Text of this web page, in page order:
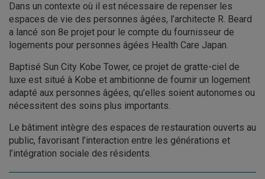
Dans un contexte où il est nécessaire de repenser les
espaces de vie des personnes âgées, l’architecte R. Beard
a lancé son 8e projet pour le compte du fournisseur de
logements pour personnes âgées Health Care Japan.
Baptisé Sun City Kobe Tower, ce projet de gratte-ciel de
luxe est situé à Kobe et ambitionne de fournir un logement
adapté aux personnes âgées, qu’elles soient autonomes ou
nécessitent des soins plus importants.
Le bâtiment intègre des espaces de restauration ouverts au
public, favorisant l’interaction entre les générations et
l’intégration sociale des résidents.